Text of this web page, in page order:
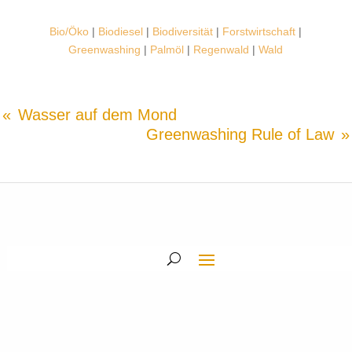
Bio/Öko | Biodiesel | Biodiversität | Forstwirtschaft |
Greenwashing | Palmöl | Regenwald |Wald
Wasser auf dem Mond
Greenwashing Rule of Law